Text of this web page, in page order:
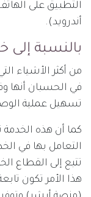
التطبيق على
أندرويد).
بالنسبة إلى
من أكثر الأشياء
في الحسبان أنها
تسهيل عملية
كما أن هذه الخدمة
التعامل بها في
تتبع إلى القطاع
هذا الأمر تكون